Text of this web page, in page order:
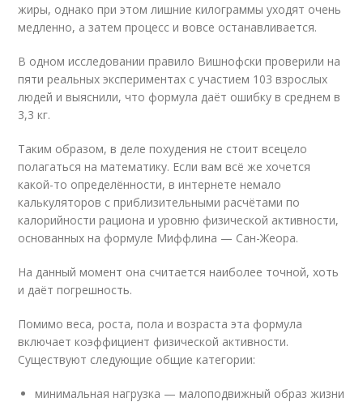
жиры, однако при этом лишние килограммы уходят очень
медленно, а затем процесс и вовсе останавливается.
В одном исследовании правило Вишнофски проверили на
пяти реальных экспериментах с участием 103 взрослых
людей и выяснили, что формула даёт ошибку в среднем в
3,3 кг.
Таким образом, в деле похудения не стоит всецело
полагаться на математику. Если вам всё же хочется
какой-то определённости, в интернете немало
калькуляторов с приблизительными расчётами по
калорийности рациона и уровню физической активности,
основанных на формуле Миффлина — Сан-Жеора.
На данный момент она считается наиболее точной, хоть
и даёт погрешность.
Помимо веса, роста, пола и возраста эта формула
включает коэффициент физической активности.
Существуют следующие общие категории:
минимальная нагрузка — малоподвижный образ жизни